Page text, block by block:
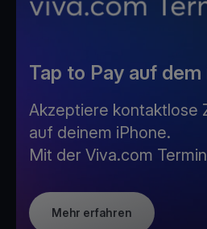
Tap to Pay auf dem
Akzeptiere kontaktlose
auf deinem iPhone.
Mit der Viva.com
Mehr erfahren